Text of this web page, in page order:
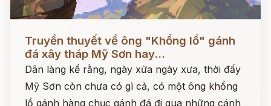
Đọc ngay
Truyền thuyết về ông "Khổng lồ" gánh
đá xây tháp Mỹ Sơn hay...
Dân làng kể rằng, ngày xửa ngày xưa, thời đấy
Mỹ Sơn còn chưa có gì cả, có một ông khổng
lồ gánh hàng chục gánh đá đi qua những cánh